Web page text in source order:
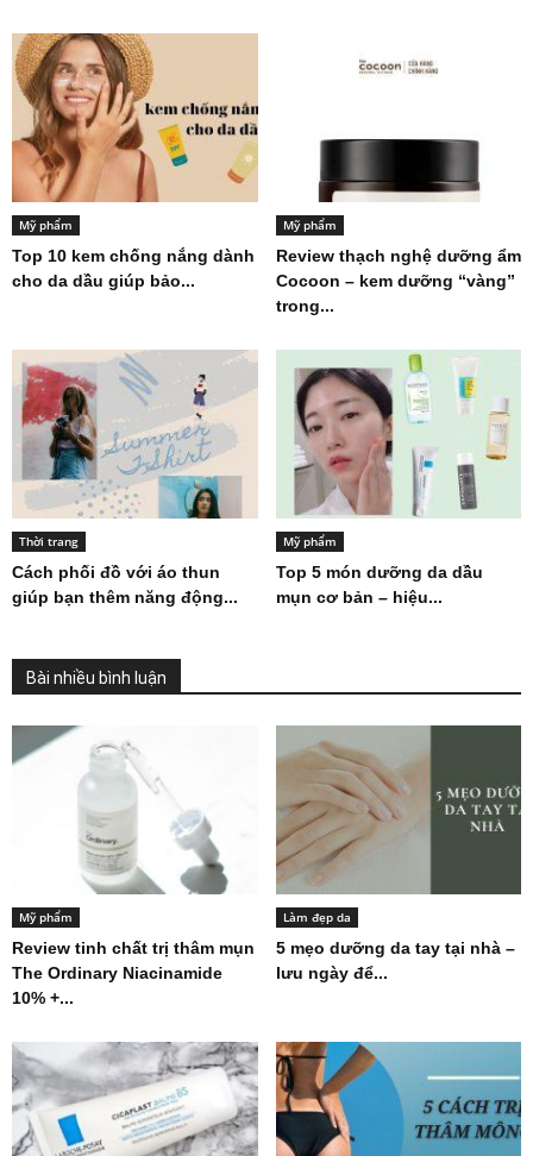
Mỹ phẩm
Top 10 kem chống nắng dành
cho da dầu giúp bảo...
Mỹ phẩm
Review thạch nghệ dưỡng ẩm
Cocoon – kem dưỡng “vàng”
trong...
Thời trang
Cách phối đồ với áo thun
giúp bạn thêm năng động...
Mỹ phẩm
Top 5 món dưỡng da dầu
mụn cơ bản – hiệu...
Bài nhiều bình luận
Mỹ phẩm
Review tinh chất trị thâm mụn
The Ordinary Niacinamide
10% +...
Làm đẹp da
5 mẹo dưỡng da tay tại nhà –
lưu ngày để...